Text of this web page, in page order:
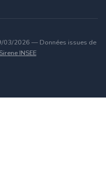
2026 — Données issues de
Sirene INSEE